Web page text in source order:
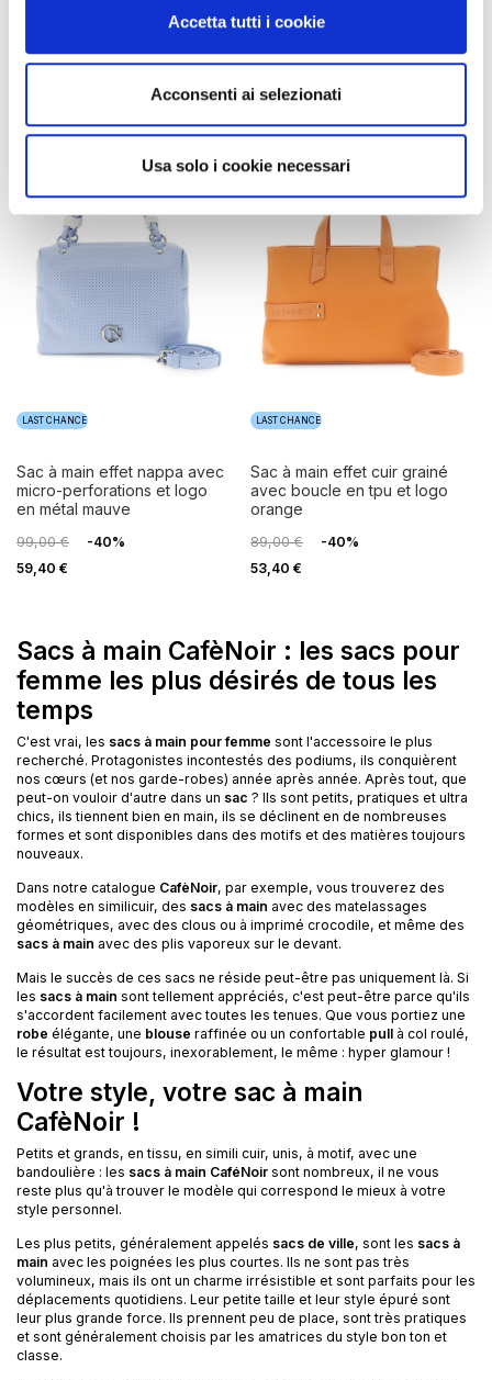
Accetta tutti i cookie
Acconsenti ai selezionati
Usa solo i cookie necessari
53,40 €
89,00 €
-40%
LAST CHANCE
sac à main effet nappa avec
micro-perforations et logo
en métal mauve
99,00 €
-40%
59,40 €
LAST CHANCE
sac à main effet cuir grainé
avec boucle en tpu et logo
orange
89,00 €
-40%
53,40 €
Sacs à main CafèNoir : les sacs pour
femme les plus désirés de tous les
temps
C'est vrai, les sacs à main pour femme sont l'accessoire le plus
recherché. Protagonistes incontestés des podiums, ils conquièrent
nos cœurs (et nos garde-robes) année après année. Après tout, que
peut-on vouloir d'autre dans un sac ? Ils sont petits, pratiques et ultra
chics, ils tiennent bien en main, ils se déclinent en de nombreuses
formes et sont disponibles dans des motifs et des matières toujours
nouveaux.
Dans notre catalogue CafèNoir, par exemple, vous trouverez des
modèles en similicuir, des sacs à main avec des matelassages
géométriques, avec des clous ou à imprimé crocodile, et même des
sacs à main avec des plis vaporeux sur le devant.
Mais le succès de ces sacs ne réside peut-être pas uniquement là. Si
les sacs à main sont tellement appréciés, c'est peut-être parce qu'ils
s'accordent facilement avec toutes les tenues. Que vous portiez une
robe élégante, une blouse raffinée ou un confortable pull à col roulé,
le résultat est toujours, inexorablement, le même : hyper glamour !
Votre style, votre sac à main
CafèNoir !
Petits et grands, en tissu, en simili cuir, unis, à motif, avec une
bandoulière : les sacs à main CaféNoir sont nombreux, il ne vous
reste plus qu'à trouver le modèle qui correspond le mieux à votre
style personnel.
Les plus petits, généralement appelés sacs de ville, sont les sacs à
main avec les poignées les plus courtes. Ils ne sont pas très
volumineux, mais ils ont un charme irrésistible et sont parfaits pour les
déplacements quotidiens. Leur petite taille et leur style épuré sont
leur plus grande force. Ils prennent peu de place, sont très pratiques
et sont généralement choisis par les amatrices du style bon ton et
classe.